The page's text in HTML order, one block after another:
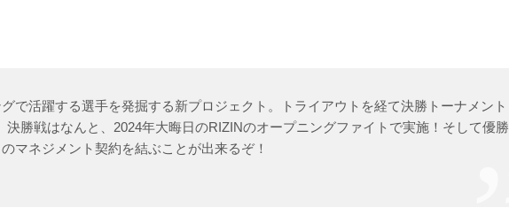
で活躍する選手を発掘する新プロジェクト。トライアウトを経て決勝トーナメント
決勝戦はなんと、2024年大晦日のRIZINのオープニングファイトで実施！そして優勝
マネジメント契約を結ぶことが出来るぞ！